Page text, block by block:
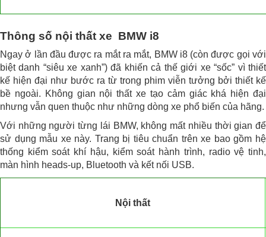
Thông số nội thất xe BMW i8
Ngay ở lần đầu được ra mắt ra mắt, BMW i8 (còn được gọi với
biệt danh “siêu xe xanh”) đã khiến cả thế giới xe “sốc” vì thiết
kế hiện đại như bước ra từ trong phim viễn tưởng bởi thiết kế
bề ngoài. Không gian nội thất xe tạo cảm giác khá hiện đại
nhưng vẫn quen thuộc như những dòng xe phổ biến của hãng.
Với những người từng lái BMW, không mất nhiều thời gian để
sử dụng mẫu xe này. Trang bị tiêu chuẩn trên xe bao gồm hệ
thống kiểm soát khí hậu, kiểm soát hành trình, radio vệ tinh,
màn hình heads-up, Bluetooth và kết nối USB.
Nội thất